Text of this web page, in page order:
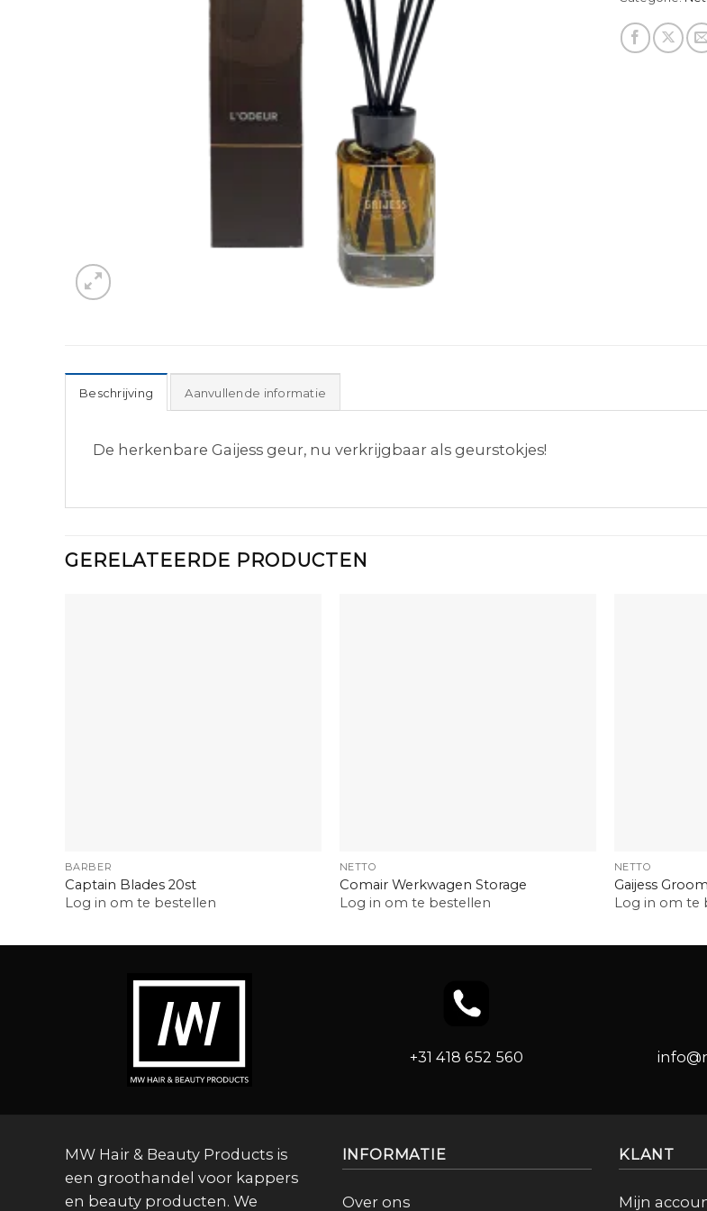
Beschrijving Aanvullende informatie
De herkenbare Gaijess geur, nu verkrijgbaar als geurstokjes!
GERELATEERDE PRODUCTEN
BARBER
Captain Blades 20st
Log in om te bestellen
NETTO
Comair Werkwagen Storage
Log in om te bestellen
NETTO
Gaijess
Log in om te
+31 418 652 560
MW Hair & Beauty Products is
een groothandel voor kappers
en beauty producten. We
INFORMATIE
Over ons
KLANT
Mijn